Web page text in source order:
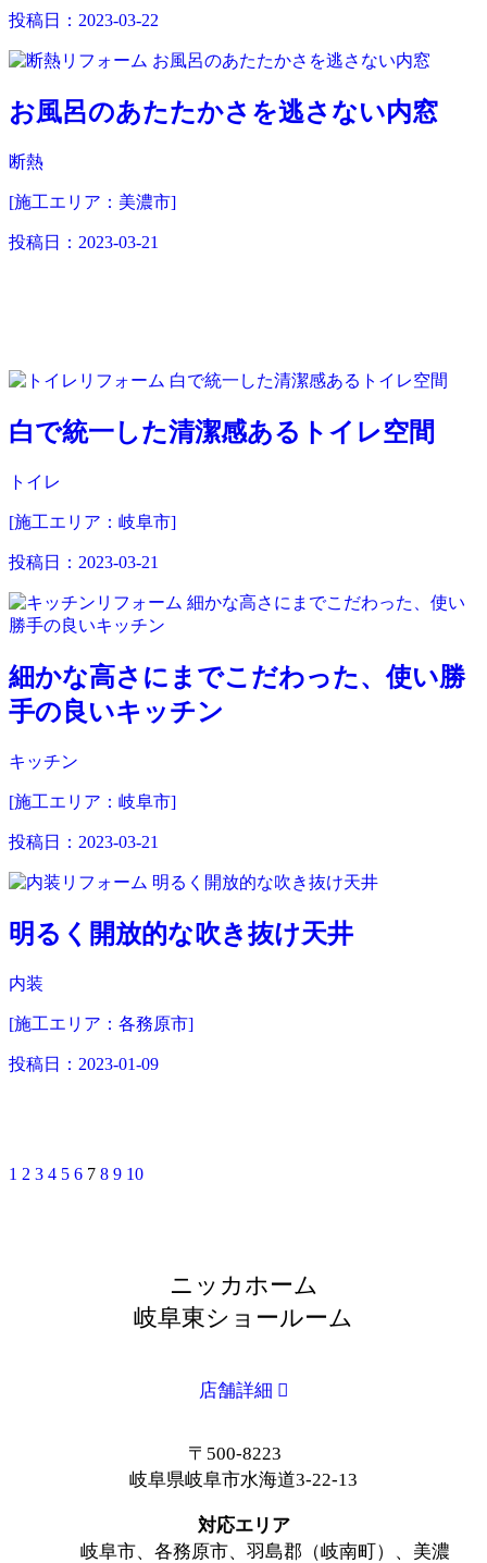
投稿日： 2023-03-22
お風呂のあたたかさを逃さない内窓
断熱
[施工エリア：美濃市]
投稿日： 2023-03-21
白で統一した清潔感あるトイレ空間
トイレ
[施工エリア：岐阜市]
投稿日： 2023-03-21
細かな高さにまでこだわった、使い勝
手の良いキッチン
キッチン
[施工エリア：岐阜市]
投稿日： 2023-03-21
明るく開放的な吹き抜け天井
内装
[施工エリア：各務原市]
投稿日： 2023-01-09
1 2 3 4 5 6 7 8 9 10
ニッカホーム
岐阜東ショールーム
店舗詳細
〒500-8223
岐阜県岐阜市水海道3-22-13
対応エリア
岐阜市、各務原市、羽島郡（岐南町）、美濃